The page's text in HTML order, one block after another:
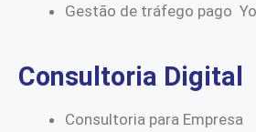
Gestão de tráfego pago
Consultoria Digital
Consultoria para Empresa